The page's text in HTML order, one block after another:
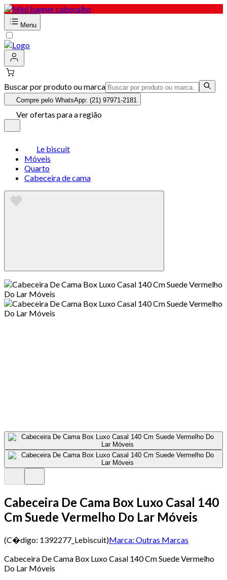
Menu
Buscar por produto ou marca
Compre pelo WhatsApp: (21) 97971-2181
Ver ofertas para a região
Le biscuit
Móveis
Quarto
Cabeceira de cama
Cabeceira De Cama Box Luxo Casal 140
Cm Suede Vermelho Do Lar Móveis
(C�digo: 1392277_Lebiscuit)Marca: Outras Marcas
Cabeceira De Cama Box Luxo Casal 140 Cm Suede Vermelho
Do Lar Móveis